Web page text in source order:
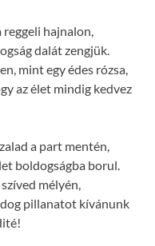
reggeli hajnalon,
dalát zengjük.
mint egy édes rózsa,
az élet mindig kedvez
a part mentén,
boldogságba borul.
mélyén,
pillanatot kívánunk